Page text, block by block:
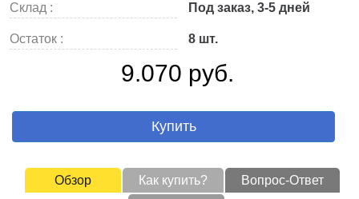
Склад : Под заказ, 3-5 дней
Остаток : 8 шт.
9.070 руб.
Купить
Обзор Как купить?
Вопрос-Ответ